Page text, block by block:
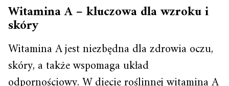
Witamina A – kluczowa dla wzroku i
skóry
Witamina A jest niezbędna dla zdrowia oczu,
skóry, a także wspomaga układ